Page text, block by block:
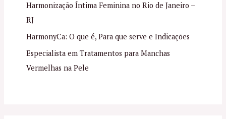
Harmonização Íntima Feminina no Rio de Janeiro –
RJ
HarmonyCa: O que é, Para que serve e Indicações
Especialista em Tratamentos para Manchas
Vermelhas na Pele